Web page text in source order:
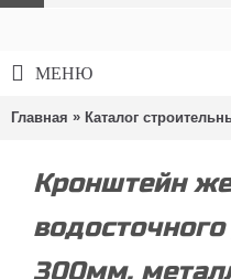
МЕНЮ
Главная » Каталог
Кронштейн
300мм,